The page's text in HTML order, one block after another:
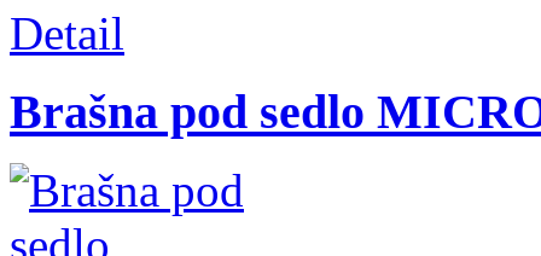
Detail
Brašna pod sedlo